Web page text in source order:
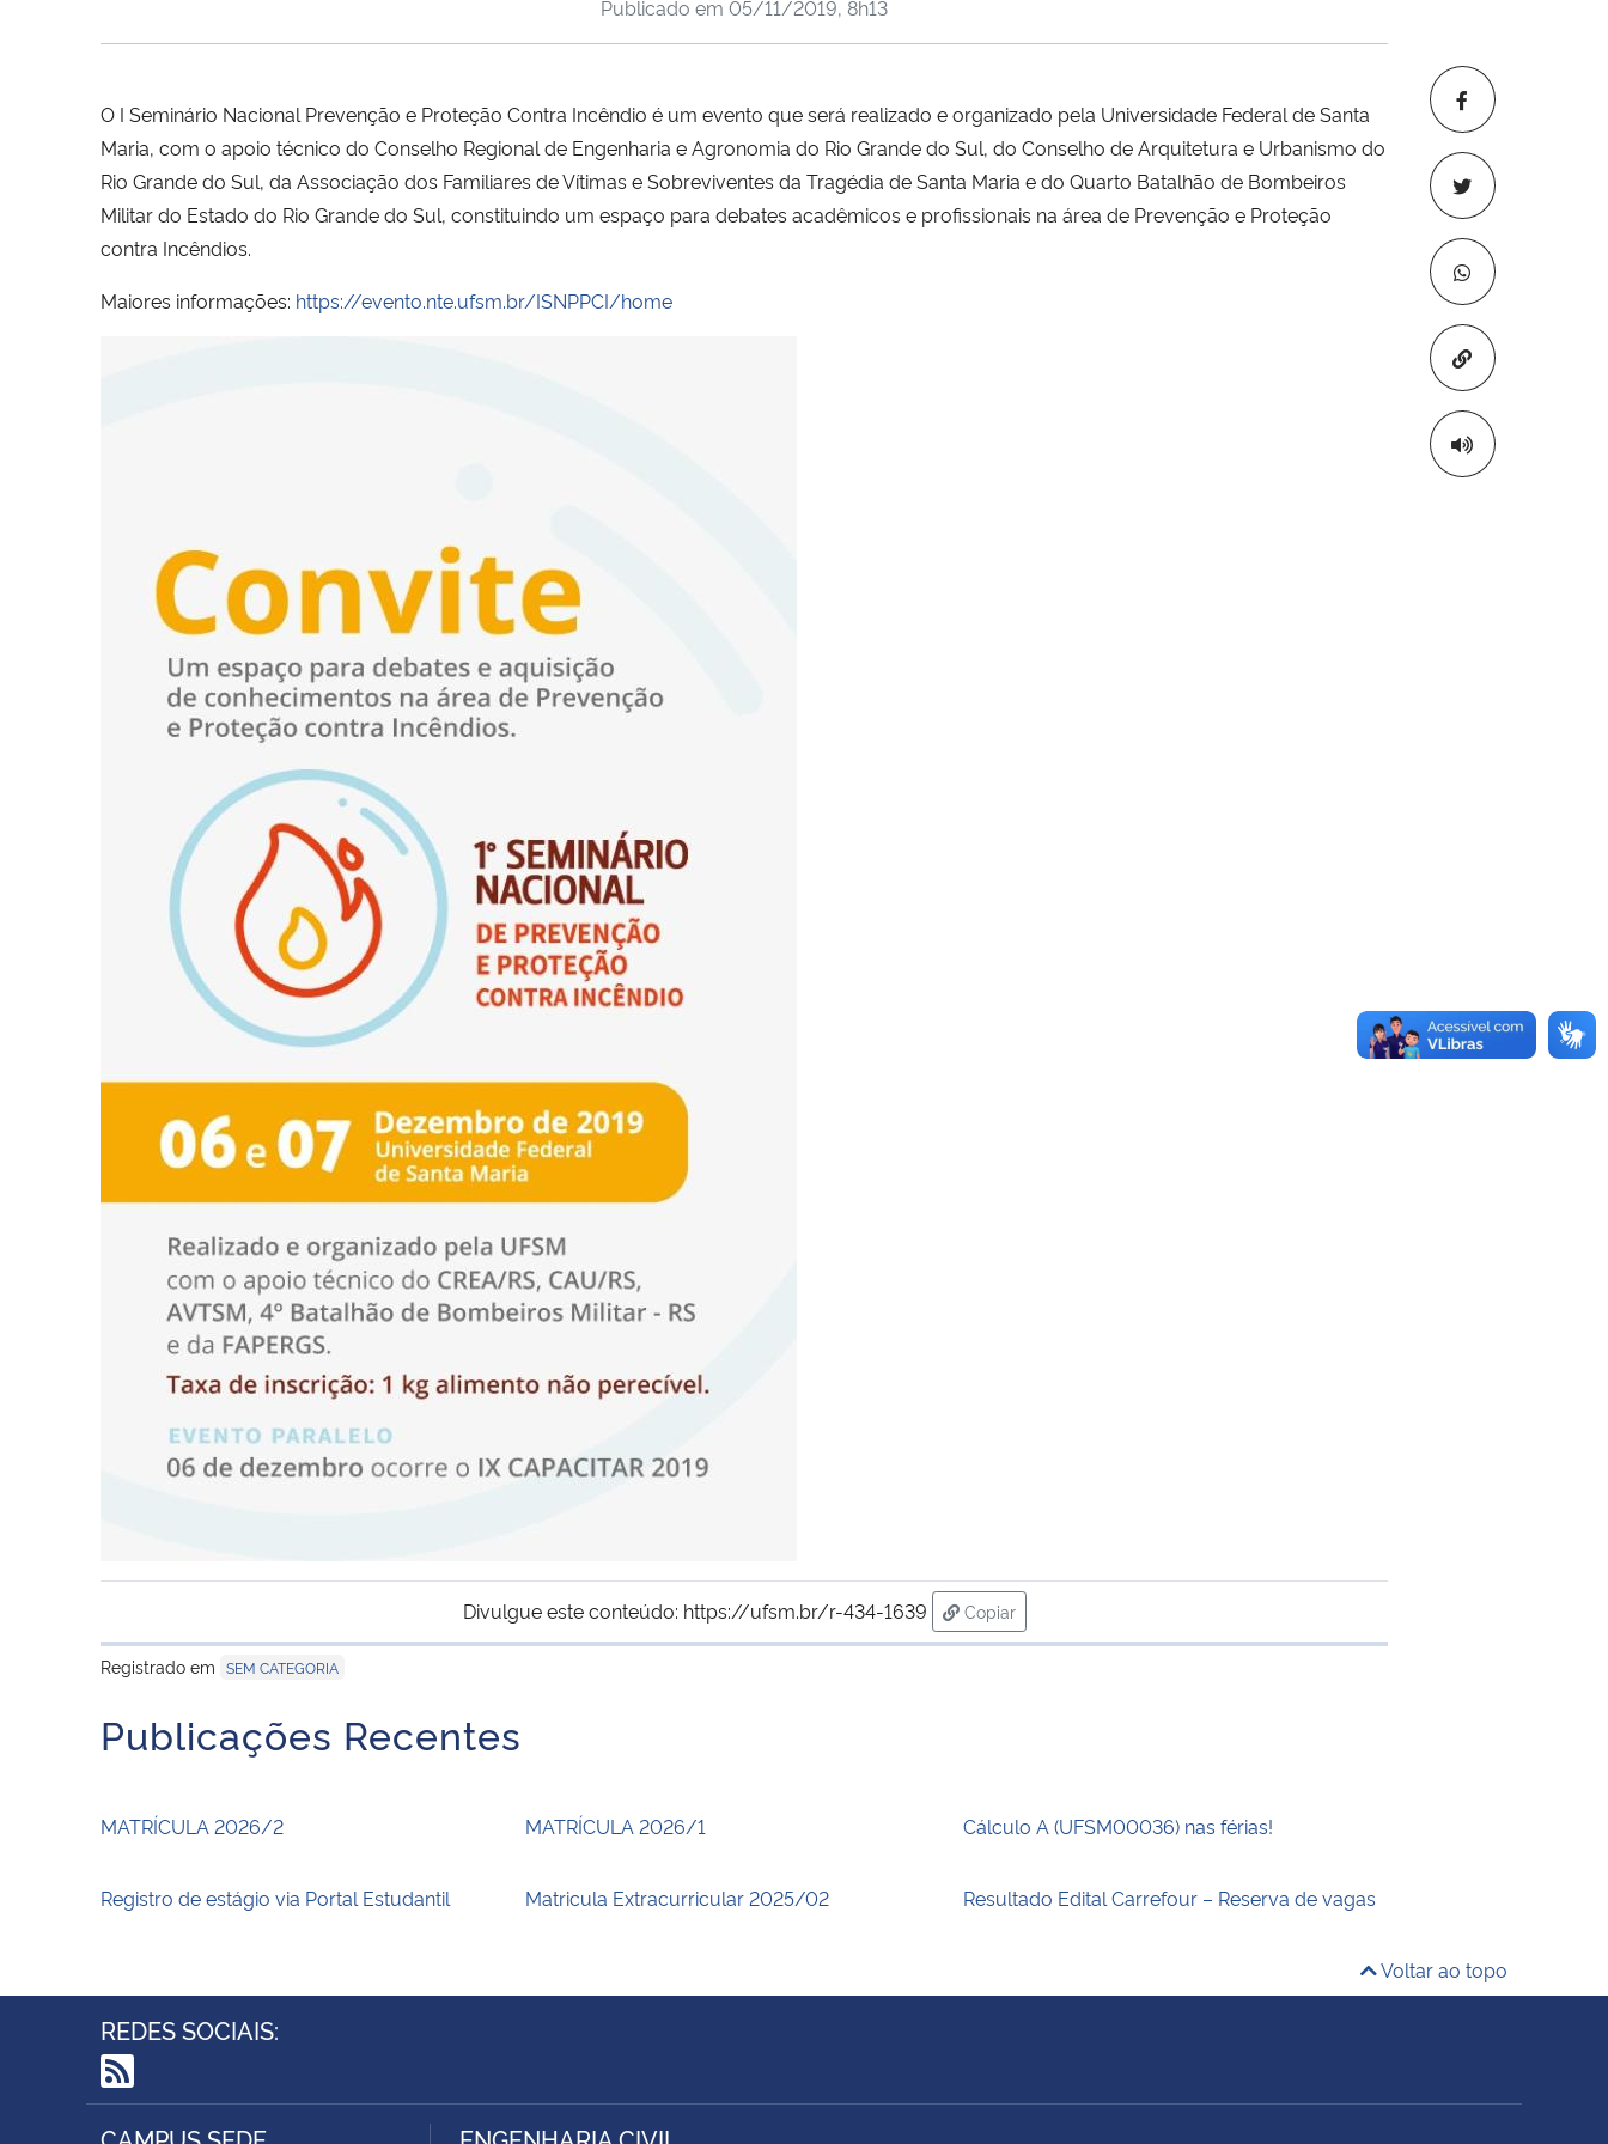
Copiar para
Publicado em 05/11/2019, 8h13
O I Seminário Nacional Prevenção e Proteção Contra Incêndio é um evento que será realizado e organizado pela Universidade Federal de Santa
Maria, com o apoio técnico do Conselho Regional de Engenharia e Agronomia do Rio Grande do Sul, do Conselho de Arquitetura e Urbanismo do
Rio Grande do Sul, da Associação dos Familiares de Vítimas e Sobreviventes da Tragédia de Santa Maria e do Quarto Batalhão de Bombeiros
Militar do Estado do Rio Grande do Sul, constituindo um espaço para debates acadêmicos e profissionais na área de Prevenção e Proteção
contra Incêndios.
Maiores informações: https://evento.nte.ufsm.br/ISNPPCI/home
Divulgue este conteúdo: https://ufsm.br/r-434-1639
Copiar
para área de transferência
Registrado em SEM CATEGORIA
Publicações Recentes
MATRÍCULA 2026/2 MATRÍCULA 2026/1 Cálculo A (UFSM00036) nas férias!
Registro de estágio via Portal Estudantil Matricula Extracurricular 2025/02 Resultado Edital Carrefour – Reserva de vagas
Voltar ao topo
REDES SOCIAIS:
RSS